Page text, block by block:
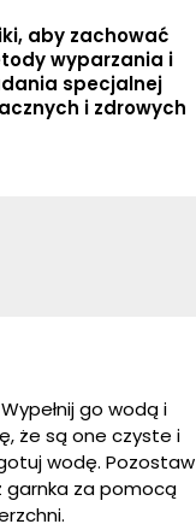
aby zachować
wyparzania i
specjalnej
i zdrowych
go wodą i
że są one czyste i
wodę. Pozostaw
garnka za pomocą